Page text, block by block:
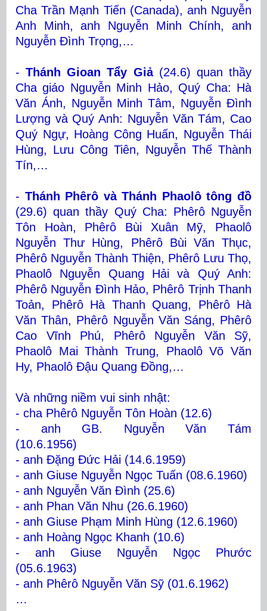
Cha Trần Mạnh Tiến (Canada), anh Nguyễn
Anh Minh, anh Nguyễn Minh Chính, anh
Nguyễn Đình Trọng,…
-Thánh Gioan Tẩy Giả(24.6) quan thầy
Cha giáo Nguyễn Minh Hảo, Quý Cha: Hà
Văn Ánh, Nguyễn Minh Tâm, Nguyễn Đình
Lượng và Quý Anh: Nguyễn Văn Tám, Cao
Quý Ngự, Hoàng Công Huấn, Nguyễn Thái
Hùng, Lưu Công Tiên, Nguyễn Thế Thành
Tín,…
- Thánh Phêrô và Thánh Phaolô tông đồ
(29.6) quan thầy Quý Cha: Phêrô Nguyễn
Tôn Hoàn, Phêrô Bùi Xuân Mỹ, Phaolô
Nguyễn Thư Hùng, Phêrô Bùi Văn Thục,
Phêrô Nguyễn Thành Thiện, Phêrô Lưu Thọ,
Phaolô Nguyễn Quang Hải và Quý Anh:
Phêrô Nguyễn Đình Hảo, Phêrô Trịnh Thanh
Toản, Phêrô Hà Thanh Quang, Phêrô Hà
Văn Thân, Phêrô Nguyễn Văn Sáng, Phêrô
Cao Vĩnh Phú, Phêrô Nguyễn Văn Sỹ,
Phaolô Mai Thành Trung,
Phaolô Võ Văn
Hy, Phaolô Đậu Quang Đồng,…
Và những niềm vui sinh nhật:
- cha Phêrô Nguyễn Tôn Hoàn (12.6)
- anh GB. Nguyễn Văn Tám
(10.6.1956)
- anh Đặng Đức Hải (14.6.1959)
- anh Giuse Nguyễn Ngọc Tuấn (08.6.1960)
- anh Nguyễn Văn Đình (25.6)
- anh Phan Văn Nhu (26.6.1960)
- anh Giuse Phạm Minh Hùng (12.6.1960)
- anh Hoàng Ngọc Khanh (10.6)
- anh Giuse Nguyễn Ngọc Phước
(05.6.1963)
- anh Phêrô Nguyễn Văn Sỹ (01.6.1962)
…